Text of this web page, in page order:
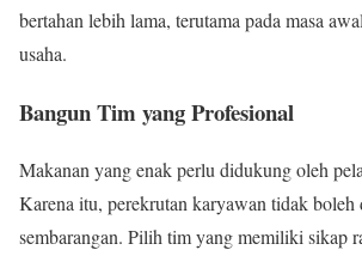
bertahan lebih lama, terutama pada masa
usaha.
Bangun Tim yang Profesional
Makanan yang enak perlu didukung oleh
Karena itu, perekrutan karyawan tidak boleh
sembarangan. Pilih tim yang memiliki sikap